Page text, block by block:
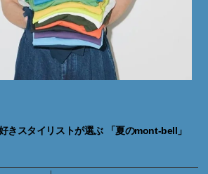
きスタイリストが選ぶ 「夏のmont-bell」